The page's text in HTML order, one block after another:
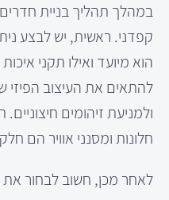
במהלך תהליך בניית
קפדני. ראשית, יש לבצע
הוא מיועד ואילו תקני
להתאים את העיצוב הפיזי
ולמניעת זיהומים
חלונות ומסנני אוויר הם
לאחר מכן, חשוב לבחור